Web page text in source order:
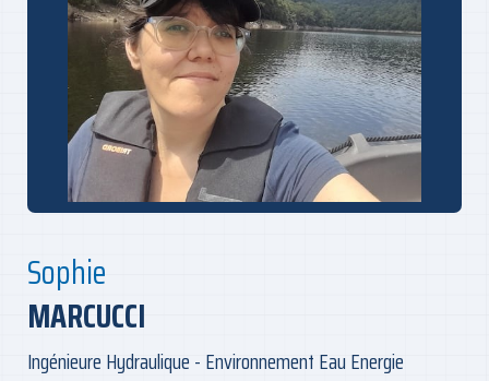
Sophie
MARCUCCI
Ingénieure Hydraulique - Environnement Eau Energie